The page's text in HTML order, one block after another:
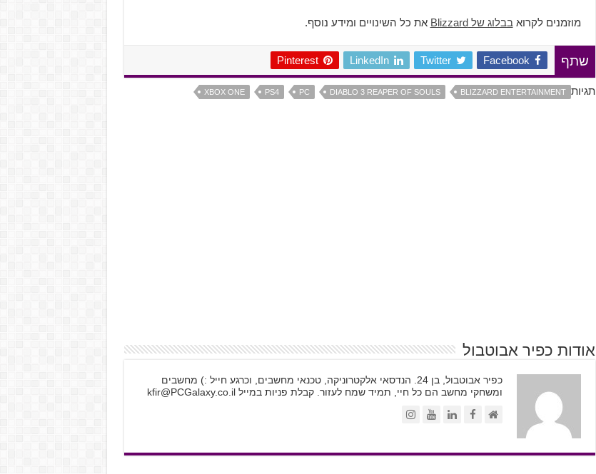
מוזמנים לקרוא בבלוג של Blizzard את כל השינויים ומידע נוסף.
שתף Facebook
Twitter
LinkedIn
Pinterest
תגיות BLIZZARD ENTERTAINMENT
DIABLO 3 REAPER OF SOULS
PC
PS4
XBOX ONE
אודות כפיר אבוטבול
כפיר אבוטבול, בן 24. הנדסאי אלקטרוניקה, טכנאי מחשבים, וכרגע חייל :) מחשבים
ומשחקי מחשב הם כל חיי, תמיד שמח לעזור. קבלת פניות במיילkfir@PCGalaxy.co.il